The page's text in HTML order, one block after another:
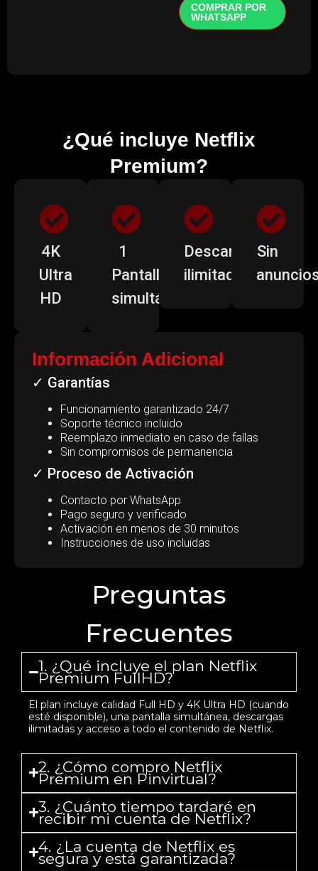
COMPRAR POR
WHATSAPP
¿Qué incluye Netflix
Premium?
4K
Ultra
HD
1
Pantalla
simultánea
Descargas
ilimitadas
Sin
Información Adicional
✓ Garantías
Funcionamiento garantizado 24/7
Soporte técnico incluido
Reemplazo inmediato en caso de fallas
Sin compromisos de permanencia
✓ Proceso de Activación
Contacto por WhatsApp
Pago seguro y verificado
Activación en menos de 30 minutos
Instrucciones de uso incluidas
Preguntas
Frecuentes
1. ¿Qué incluye el plan Netflix
Premium FullHD?
El plan incluye calidad Full HD y 4K Ultra HD (cuando
esté disponible), una pantalla simultánea, descargas
ilimitadas y acceso a todo el contenido de Netflix.
2. ¿Cómo compro Netflix
Premium en Pinvirtual?
3. ¿Cuánto tiempo tardaré en
recibir mi cuenta de Netflix?
4. ¿La cuenta de Netflix es
segura y está garantizada?